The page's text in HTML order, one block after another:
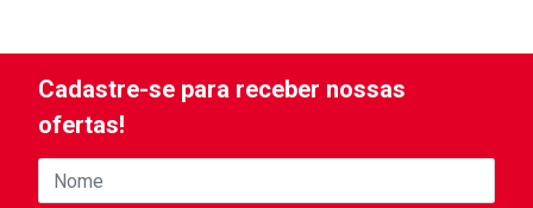
Cadastre-se para receber nossas
ofertas!